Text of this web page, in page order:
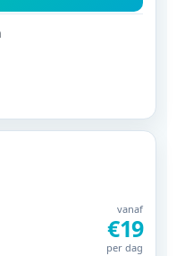
vanaf
€19
per dag